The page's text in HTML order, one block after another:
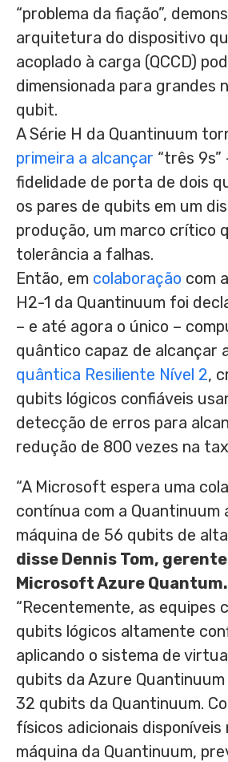
“problema da fiação”,
arquitetura do dispositivo
acoplado à carga (QCCD)
dimensionada para grandes
qubit.
A Série H da Quantinuum
primeira a alcançar “três 9s”
fidelidade de porta de dois
os pares de qubits em um
produção, um marco crítico
tolerância a falhas.
Então, em colaboração com
H2-1 da Quantinuum foi
– e até agora o único –
quântico capaz de alcançar
quântica Resiliente Nível 2,
qubits lógicos confiáveis
detecção de erros para
redução de 800 vezes na
“A Microsoft espera uma
contínua com a Quantinuum
máquina de 56 qubits de
disse Dennis Tom,
Microsoft Azure Quantum.
“Recentemente, as equipes
qubits lógicos altamente
aplicando o sistema de
qubits da Azure Quantinuum
32 qubits da Quantinuum.
físicos adicionais disponíveis
máquina da Quantinuum,